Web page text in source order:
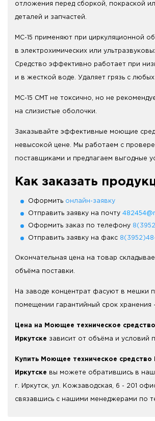
отложения перед сборкой, покраской
деталей и запчастей.
МС-15 применяют при циркуляционной
в электрохимических или
Средство эффективно работает при
и в жесткой воде. Удаляет грязь с
МС-15 СМТ не токсично, но не
на слизистые оболочки.
Заказывайте эффективные моющие
невысокой цене. Мы работаем с
поставщиками и предлагаем выгодные
Как заказать
Оформить онлайн-заявку
Отправить заявку на почту
Оформить заказ по телефону
Отправить заявку на факс
Окончательная цена на товар
объёма поставки.
На заводе концентрат фасуют в мешки
помещении гарантийный срок хранения
Цена на Моющее техническое
Иркутске зависит от объёма и условий
Купить Моющее техническое средство
Иркутске вы можете обратившись в
г. Иркутск, ул. Кожзаводская, 6 - 201
связавшись с нашими менеджерами по